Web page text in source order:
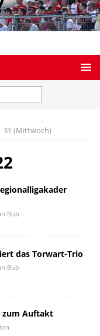
31 (Mittwoch)
Bub
das Torwart-Trio
Bub
zum Auftakt